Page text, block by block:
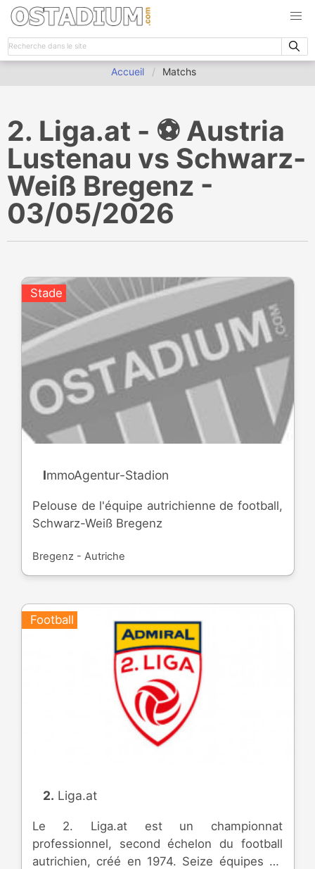
Accueil Matchs
2. Liga.at - ⚽️ Austria
Lustenau vs Schwarz-
Weiß Bregenz -
03/05/2026
Stade
ImmoAgentur-Stadion
Pelouse de l'équipe autrichienne de football,
Schwarz-Weiß Bregenz
Bregenz - Autriche
Football
2. Liga.at
Le 2. Liga.at est un championnat
professionnel, second échelon du football
autrichien, créé en 1974. Seize équipes se